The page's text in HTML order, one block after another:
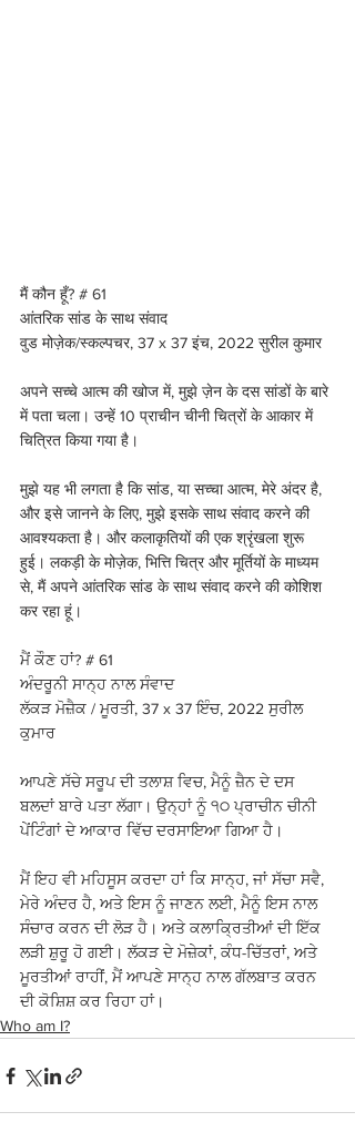
मैं कौन हूँ? # 61
आंतरिक सांड के साथ संवाद
वुड मोज़ेक/स्कल्पचर, 37 x 37 इंच, 2022 सुरील कुमार
अपने सच्चे आत्म की खोज में, मुझे ज़ेन के दस सांडों के बारे
में पता चला। उन्हें 10 प्राचीन चीनी चित्रों के आकार में
चित्रित किया गया है।
मुझे यह भी लगता है कि सांड, या सच्चा आत्म, मेरे अंदर है,
और इसे जानने के लिए, मुझे इसके साथ संवाद करने की
आवश्यकता है। और कलाकृतियों की एक श्रृंखला शुरू
हुई। लकड़ी के मोज़ेक, भित्ति चित्र और मूर्तियों के माध्यम
से, मैं अपने आंतरिक सांड के साथ संवाद करने की कोशिश
कर रहा हूं।
ਮੈਂ ਕੌਣ ਹਾਂ? # 61
ਅੰਦਰੂਨੀ ਸਾਨ੍ਹ ਨਾਲ ਸੰਵਾਦ
ਲੱਕੜ ਮੋਜ਼ੈਕ / ਮੂਰਤੀ, 37 x 37 ਇੰਚ, 2022 ਸੁਰੀਲ
ਕੁਮਾਰ
ਆਪਣੇ ਸੱਚੇ ਸਰੂਪ ਦੀ ਤਲਾਸ਼ ਵਿਚ, ਮੈਨੂੰ ਜ਼ੈਨ ਦੇ ਦਸ
ਬਲਦਾਂ ਬਾਰੇ ਪਤਾ ਲੱਗਾ। ਉਨ੍ਹਾਂ ਨੂੰ ੧੦ ਪ੍ਰਾਚੀਨ ਚੀਨੀ
ਪੇਂਟਿੰਗਾਂ ਦੇ ਆਕਾਰ ਵਿੱਚ ਦਰਸਾਇਆ ਗਿਆ ਹੈ।
ਮੈਂ ਇਹ ਵੀ ਮਹਿਸੂਸ ਕਰਦਾ ਹਾਂ ਕਿ ਸਾਨ੍ਹ, ਜਾਂ ਸੱਚਾ ਸਵੈ,
ਮੇਰੇ ਅੰਦਰ ਹੈ, ਅਤੇ ਇਸ ਨੂੰ ਜਾਣਨ ਲਈ, ਮੈਨੂੰ ਇਸ ਨਾਲ
ਸੰਚਾਰ ਕਰਨ ਦੀ ਲੋੜ ਹੈ। ਅਤੇ ਕਲਾਕ੍ਰਿਤੀਆਂ ਦੀ ਇੱਕ
ਲੜੀ ਸ਼ੁਰੂ ਹੋ ਗਈ। ਲੱਕੜ ਦੇ ਮੋਜ਼ੇਕਾਂ, ਕੰਧ-ਚਿੱਤਰਾਂ, ਅਤੇ
ਮੂਰਤੀਆਂ ਰਾਹੀਂ, ਮੈਂ ਆਪਣੇ ਸਾਨ੍ਹ ਨਾਲ ਗੱਲਬਾਤ ਕਰਨ
ਦੀ ਕੋਸ਼ਿਸ਼ ਕਰ ਰਿਹਾ ਹਾਂ।
Who am I?